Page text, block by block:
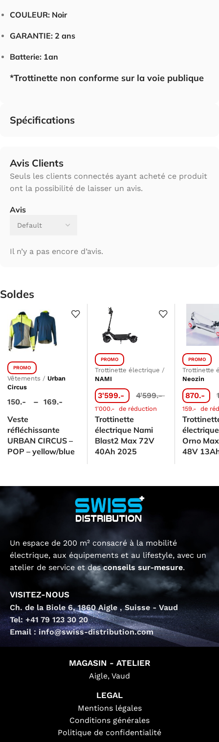
COULEUR: Noir
GARANTIE: 2 ans
Batterie: 1an
*Trottinette non conforme sur la voie publique
Spécifications
Avis Clients
Avis
Il n’y a pas encore d’avis.
Seuls les clients connectés ayant acheté ce produit
ont la possibilité de laisser un avis.
Soldes
PROMO
Vêtements / Urban
Circus
150.- – 169.-
Veste
réfléchissante
URBAN CIRCUS –
POP – yellow/blue
PROMO
Trottinette électrique /
NAMI
3'599.- 4'599.-
1'000.- de réduction
Trottinette
électrique Nami
Blast2 Max 72V
40Ah 2025
PROMO
Trottinette
Neozin
870.-
159.- de
Orno
48V
Un espace de 200 m² consacré à la mobilité
électrique, aux équipements et au lifestyle, avec un
atelier de service et desconseils sur-mesure.
VISITEZ-NOUS
Ch. de la Biole 6, 1860 Aigle , Suisse - Vaud
Tel: +41 79 123 30 20
Email : info@swiss-distribution.com
MAGASIN - ATELIER
Aigle, Vaud
LEGAL
Mentions légales
Conditions générales
Politique de confidentialité